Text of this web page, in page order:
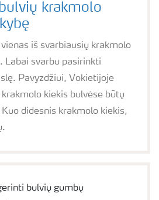
krakmolo
iš svarbiausių krakmolo
Labai svarbu pasirinkti
Pavyzdžiui, Vokietijoje
kiekis bulvėse būtų
didesnis krakmolo kiekis,